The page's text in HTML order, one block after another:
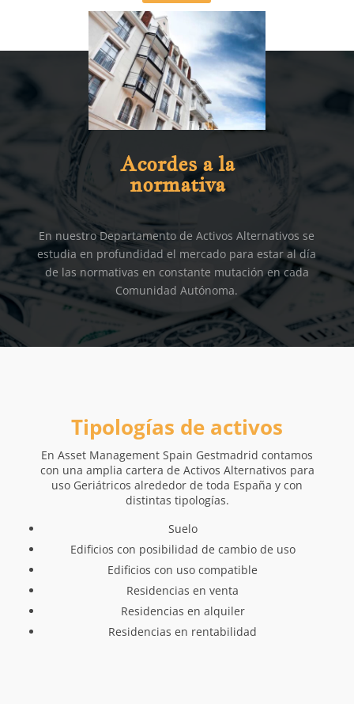
Acordes a la
normativa
En nuestro Departamento de Activos Alternativos se
estudia en profundidad el mercado para estar al día
de las normativas en constante mutación en cada
Comunidad Autónoma.
Tipologías de activos
En Asset Management Spain Gestmadrid contamos
con una amplia cartera de Activos Alternativos para
uso Geriátricos alrededor de toda España y con
distintas tipologías.
Suelo
Edificios con posibilidad de cambio de uso
Edificios con uso compatible
Residencias en venta
Residencias en alquiler
Residencias en rentabilidad